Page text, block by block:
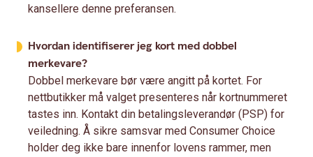
kansellere denne preferansen.
Hvordan identifiserer jeg kort med dobbel
merkevare?
Dobbel merkevare bør være angitt på kortet. For
nettbutikker må valget presenteres når kortnummeret
tastes inn. Kontakt din betalingsleverandør (PSP) for
veiledning. Å sikre samsvar med Consumer Choice
holder deg ikke bare innenfor lovens rammer, men